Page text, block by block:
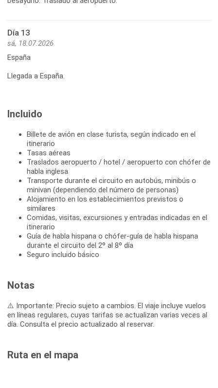
Día 13
sá, 18.07.2026
España
Llegada a España.
Incluido
Billete de avión en clase turista, según indicado en el
itinerario
Tasas aéreas
Traslados aeropuerto / hotel / aeropuerto con chófer de
habla inglesa
Transporte durante el circuito en autobús, minibús o
minivan (dependiendo del número de personas)
Alojamiento en los establecimientos previstos o
similares
Comidas, visitas, excursiones y entradas indicadas en el
itinerario
Guía de habla hispana o chófer-guía de habla hispana
durante el circuito del 2º al 8º día
Seguro incluido básico
Notas
⚠️ Importante: Precio sujeto a cambios. El viaje incluye vuelos
en líneas regulares, cuyas tarifas se actualizan varias veces al
día. Consulta el precio actualizado al reservar.
Ruta en el mapa